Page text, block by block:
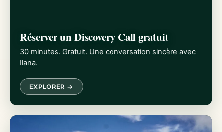
Réserver un Discovery Call gratuit
30 minutes. Gratuit. Une conversation sincère avec
Ilana.
EXPLORER →